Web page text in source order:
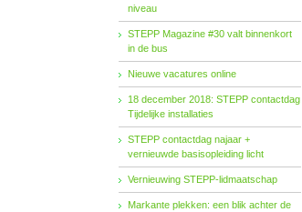
niveau
STEPP Magazine #30 valt binnenkort
in de bus
Nieuwe vacatures online
18 december 2018: STEPP contactdag
Tijdelijke installaties
STEPP contactdag najaar +
vernieuwde basisopleiding licht
Vernieuwing STEPP-lidmaatschap
Markante plekken: een blik achter de